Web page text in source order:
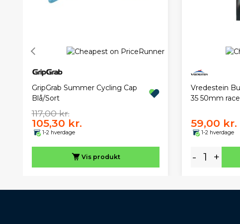
GripGrab Summer Cycling Cap
Blå/Sort
117,00 kr.
105,30 kr.
1-2 hverdage
Vis produkt
Vredestein
35 50mm
59,00 kr.
1-2 hverdage
- +